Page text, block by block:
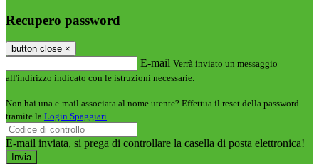
Recupero password
button close ×
E-mail Verrà inviato un messaggio
all'indirizzo indicato con le istruzioni necessarie.
Non hai una e-mail associata al nome utente? Effettua il reset della password
tramite la Login Spaggiari
E-mail inviata, si prega di controllare la casella di posta elettronica!